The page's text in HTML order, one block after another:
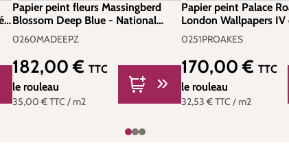
Papier peint fleurs Massingberd
Blossom Deep Blue - National
Trust Papers 2 de Little Greene |
Réf. 0260MADEEPZ
0260MADEEPZ
35,00 €TTC / m2
Prix régulier :
182,00 € TTC
le rouleau
Papier peint Palace
London Wallpapers
Greene | Réf.
0251PROAKES
32,53 €TTC/ m2
Prix régulier :
170,00 €TTC
le rouleau